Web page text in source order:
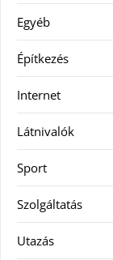
Egyéb
Építkezés
Internet
Látnivalók
Sport
Szolgáltatás
Utazás